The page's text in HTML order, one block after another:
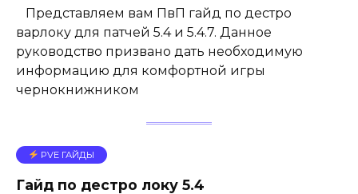
Представляем вам ПвП гайд по дестро
варлоку для патчей 5.4 и 5.4.7. Данное
руководство призвано дать необходимую
информацию для комфортной игры
чернокнижником
PVE ГАЙДЫ
Гайд по дестро локу 5.4